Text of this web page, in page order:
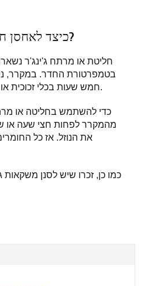
כיצד לאחסן חליטה או מרתח ג'ינג'ר?
חליטת או מרתח ג'ינג'ר
בטמפרטורת החדר. במקרר,
חמש שעות בכלי זכוכית או קרמי עם מכסה סגור היטב.
כדי להשתמש בחליטה או
מהמקרר לפחות חצי שעה
את הנוזל. אז כל
כמו כן, זכרו שיש לסנן